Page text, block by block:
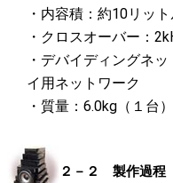
・内容積：約10リッ
・クロスオーバー：
・デバイディングネ
イ用ネットワーク
・質量：6.0kg（１台）
２－２ 製作過程